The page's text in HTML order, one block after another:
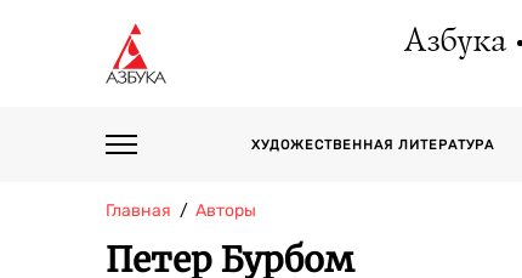
Азбука
ХУДОЖЕСТВЕННАЯ ЛИТЕРАТУРА
Главная Авторы
Петер Бурбом